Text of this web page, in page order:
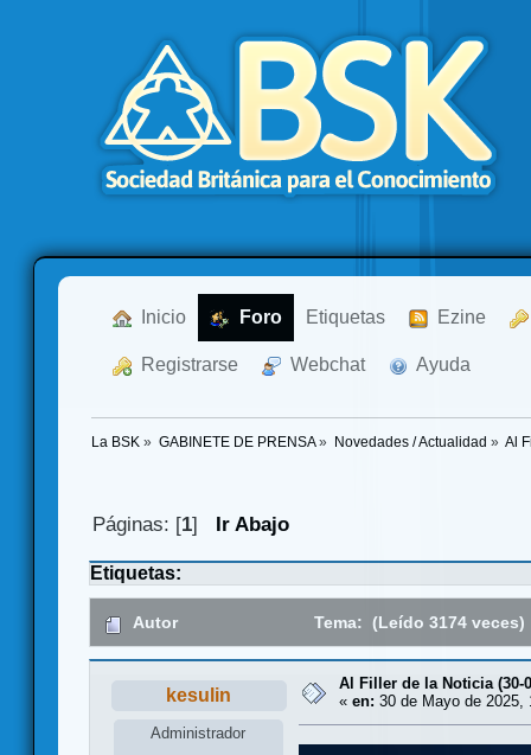
Inicio Foro Etiquetas Ezine
Registrarse Webchat Ayuda
La BSK » GABINETE DE PRENSA» Novedades / Actualidad » Al
Páginas: [1] Ir Abajo
Etiquetas:
Autor Tema: (Leído 3174 veces)
kesulin
Administrador
Al Filler de la Noticia (30-
« en: 30 de Mayo de 2025,